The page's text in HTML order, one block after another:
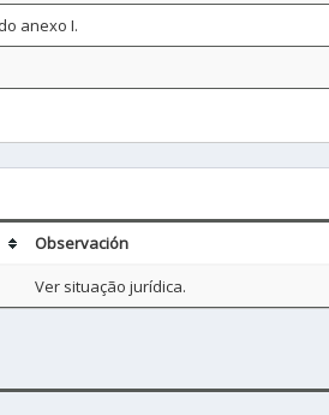
anexo I.
Observación
Ver situação jurídica.